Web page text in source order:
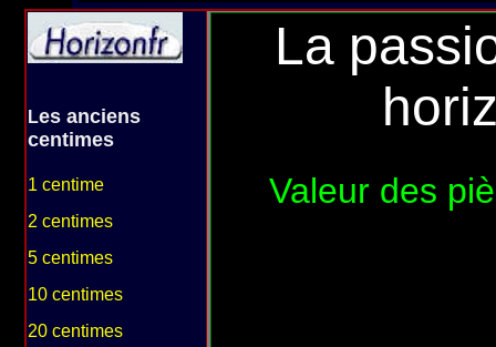
Les anciens
centimes
1 centime
2 centimes
5 centimes
10 centimes
20 centimes
La
Valeur des